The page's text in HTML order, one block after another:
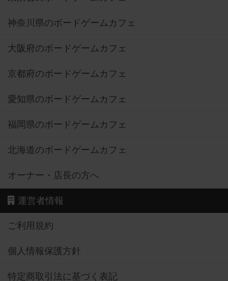
神奈川県のボードゲームカフェ
大阪府のボードゲームカフェ
京都府のボードゲームカフェ
愛知県のボードゲームカフェ
福岡県のボードゲームカフェ
北海道のボードゲームカフェ
オーナー・店長の方へ
運営者情報
ご利用規約
個人情報保護方針
特定商取引法に基づく表記